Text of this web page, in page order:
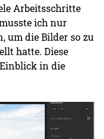
Arbeitsschritte
ich nur
um die Bilder so zu
hatte. Diese
in die